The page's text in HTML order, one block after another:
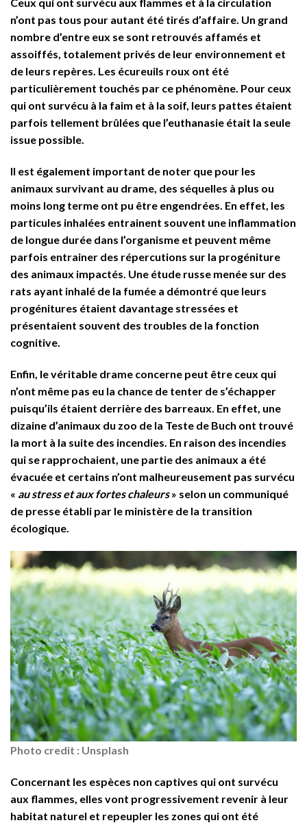
Ceux qui ont survécu aux flammes et à la circulation
n’ont pas tous pour autant été tirés d’affaire. Un grand
nombre d’entre eux se sont retrouvés affamés et
assoiffés, totalement privés de leur environnement et
de leurs repères. Les écureuils roux ont été
particulièrement touchés par ce phénomène. Pour ceux
qui ont survécu à la faim et à la soif, leurs pattes étaient
parfois tellement brûlées que l’euthanasie était la seule
issue possible.
Il est également important de noter que pour les
animaux survivant au drame, des séquelles à plus ou
moins long terme ont pu être engendrées. En effet, les
particules inhalées entrainent souvent une inflammation
de longue durée dans l’organisme et peuvent même
parfois entrainer des répercutions sur la progéniture
des animaux impactés. Une étude russe menée sur des
rats ayant inhalé de la fumée a démontré que leurs
progénitures étaient davantage stressées et
présentaient souvent des troubles de la fonction
cognitive.
Enfin, le véritable drame concerne peut être ceux qui
n’ont même pas eu la chance de tenter de s’échapper
puisqu’ils étaient derrière des barreaux. En effet, une
dizaine d’animaux du zoo de la Teste de Buch ont trouvé
la mort à la suite des incendies. En raison des incendies
qui se rapprochaient, une partie des animaux a été
évacuée et certains n’ont malheureusement pas survécu
« au stress et aux fortes chaleurs» selon un communiqué
de presse établi par le ministère de la transition
écologique.
Photo credit : Unsplash
Concernant les espèces non captives qui ont survécu
aux flammes, elles vont progressivement revenir à leur
habitat naturel et repeupler les zones qui ont été